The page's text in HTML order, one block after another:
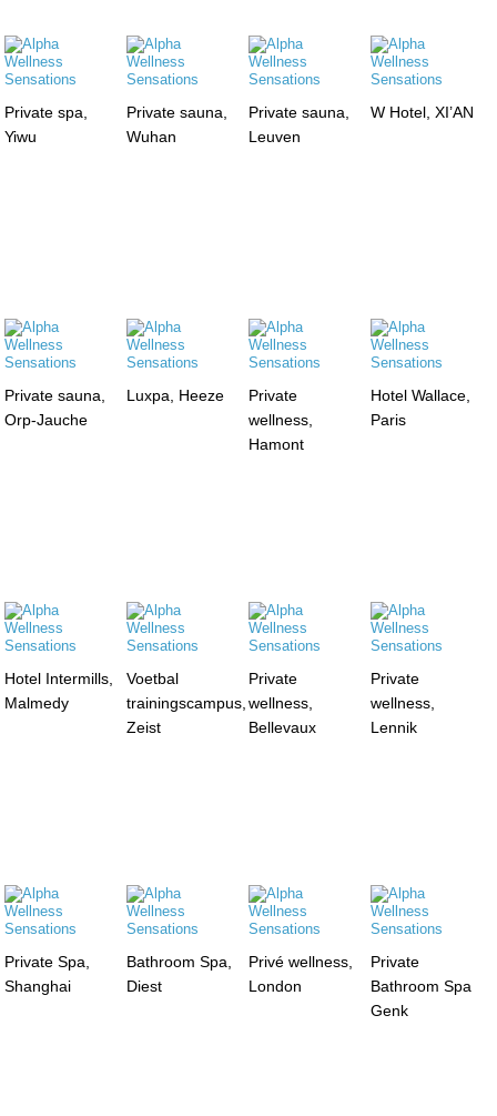
Private spa,
Yiwu
Private sauna,
Wuhan
Private sauna,
Leuven
W Hotel, XI’AN
Private sauna,
Orp-Jauche
Luxpa, Heeze
Private
wellness,
Hamont
Hotel Wallace,
Paris
Hotel Intermills,
Malmedy
Voetbal
trainingscampus,
Zeist
Private
wellness,
Bellevaux
Private
wellness,
Lennik
Private Spa,
Shanghai
Bathroom Spa,
Diest
Privé wellness,
London
Private
Bathroom Spa
Genk